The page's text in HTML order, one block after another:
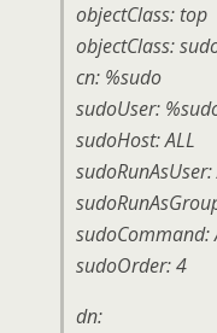
objectClass: top
objectClass:
cn: %sudo
sudoUser:
sudoHost: ALL
sudoRunAsUser:
sudoCommand:
sudoOrder: 4
dn: